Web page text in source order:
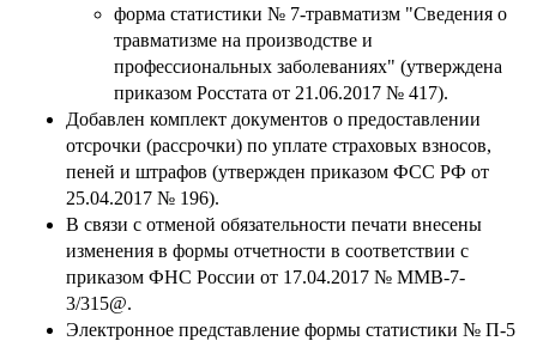
форма статистики № 7-травматизм "Сведения о
травматизме на производстве и
профессиональных заболеваниях" (утверждена
приказом Росстата от 21.06.2017 № 417).
Добавлен комплект документов о предоставлении
отсрочки (рассрочки) по уплате страховых взносов,
пеней и штрафов (утвержден приказом ФСС РФ от
25.04.2017 № 196).
В связи с отменой обязательности печати внесены
изменения в формы отчетности в соответствии с
приказом ФНС России от 17.04.2017 № ММВ-7-
3/315@.
Электронное представление формы статистики № П-5